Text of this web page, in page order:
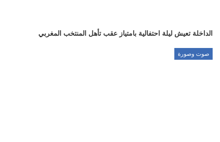
الداخلة تعيش ليلة احتفالية بامتياز عقب تأهل المنتخب المغربي
صوت وصورة